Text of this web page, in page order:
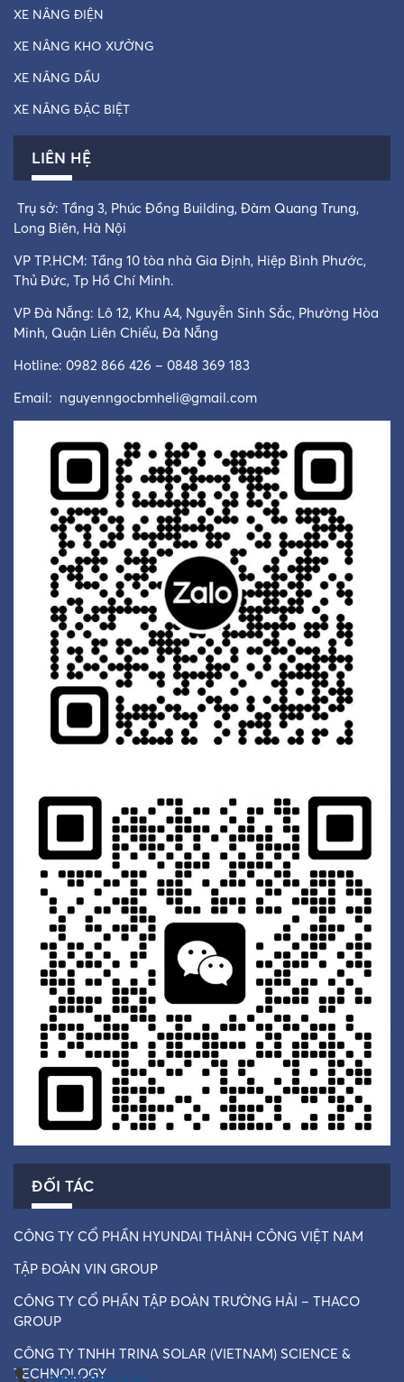
XE NÂNG ĐIỆN
XE NÂNG KHO XƯỞNG
XE NÂNG DẦU
XE NÂNG ĐẶC BIỆT
LIÊN HỆ
Trụ sở: Tầng 3, Phúc Đồng Building, Đàm Quang Trung,
Long Biên, Hà Nội
VP TP.HCM: Tầng 10 tòa nhà Gia Định, Hiệp Bình Phước,
Thủ Đức, Tp Hồ Chí Minh.
VP Đà Nẵng: Lô 12, Khu A4, Nguyễn Sinh Sắc, Phường Hòa
Minh, Quận Liên Chiểu, Đà Nẵng
Hotline: 0982 866 426 – 0848 369 183
Email: nguyenngocbmheli@gmail.com
ĐỐI TÁC
CÔNG TY CỔ PHẦN HYUNDAI THÀNH CÔNG VIỆT NAM
TẬP ĐOÀN VIN GROUP
CÔNG TY CỔ PHẦN TẬP ĐOÀN TRƯỜNG HẢI – THACO
GROUP
CÔNG TY TNHH TRINA SOLAR (VIETNAM) SCIENCE &
TECHNOLOGY